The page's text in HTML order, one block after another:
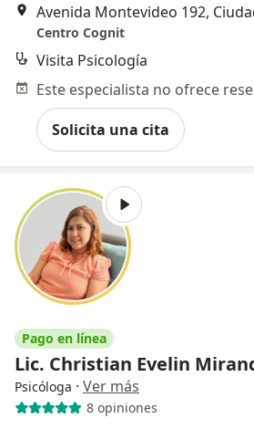
Avenida Montevideo 192,
Centro Cognit
Visita Psicología
Solicita una cita
Pago en línea
Lic. Christian Evelin
Psicóloga · Ver más
8 opiniones